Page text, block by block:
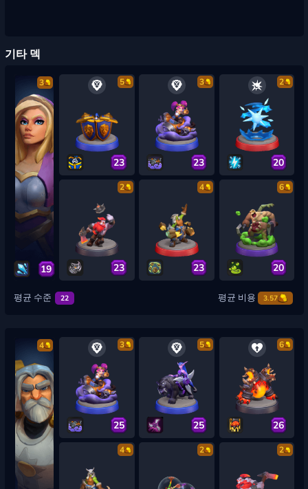
기타 덱
3
19
5
23
3
23
2
20
2
23
4
23
6
20
평균 수준 22 평균 비용 3.57
4 3
25
5
25
6
26
4 2 2